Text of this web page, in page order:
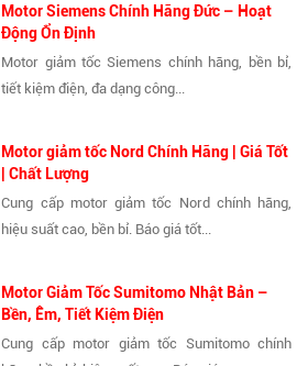
Motor Siemens Chính Hãng Đức – Hoạt
Động Ổn Định
Motor giảm tốc Siemens chính hãng, bền bỉ,
tiết kiệm điện, đa dạng công...
Motor giảm tốc Nord Chính Hãng | Giá Tốt
| Chất Lượng
Cung cấp motor giảm tốc Nord chính hãng,
hiệu suất cao, bền bỉ. Báo giá tốt...
Motor Giảm Tốc Sumitomo Nhật Bản –
Bền, Êm, Tiết Kiệm Điện
Cung cấp motor giảm tốc Sumitomo chính